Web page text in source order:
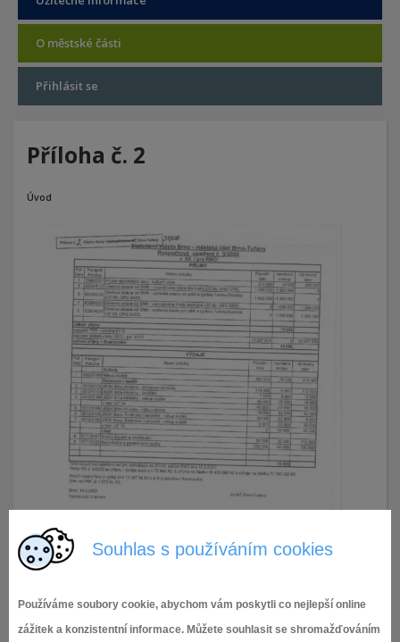
Souhlas s používáním cookies
Používáme soubory cookie, abychom vám poskytli co nejlepší online
zážitek a konzistentní informace. Můžete souhlasit se shromažďováním
O městské části
Přihlásit se
Příloha č. 2
Úvod